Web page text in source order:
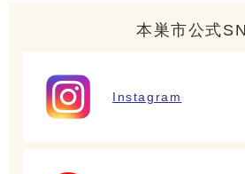
本巣市公式
Instagram